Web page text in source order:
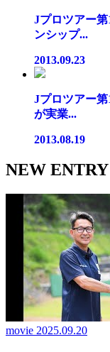
Jプロツアー
ンシップ...
2013.09.23
Jプロツアー
が実業...
2013.08.19
NEW ENTRY
movie 2025.09.20